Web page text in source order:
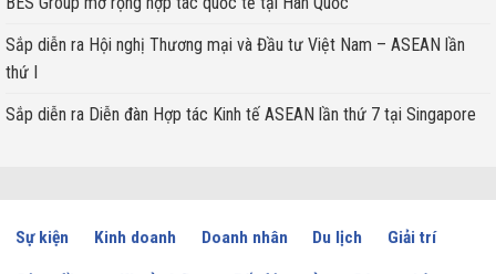
Sắp diễn ra Hội nghị Thương mại và Đầu tư Việt Nam – ASEAN lần
thứ I
Sắp diễn ra Diễn đàn Hợp tác Kinh tế ASEAN lần thứ 7 tại Singapore
Sự kiện Kinh doanh Doanh nhân Du lịch Giải trí